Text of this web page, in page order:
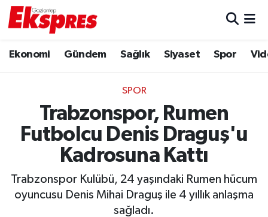
Ekonomi Gündem Sağlık Siyaset Spor
SPOR
Trabzonspor, Rumen
Futbolcu Denis Draguş'u
Kadrosuna Kattı
Trabzonspor Kulübü, 24 yaşındaki Rumen hücum
oyuncusu Denis Mihai Draguş ile 4 yıllık anlaşma
sağladı.
Ekonomi
Gaziantep son dakika
Genel
Haberler
Trafik Durumu
Puan Durumu ve Fikstür
Tüm Manşetler
Haber Arşivi